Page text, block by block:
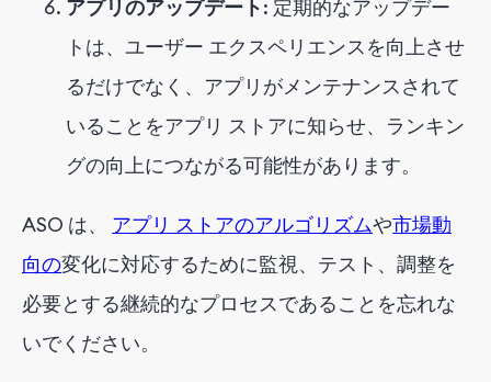
アプリのアップデート: 定期的なアップデー
トは、ユーザー エクスペリエンスを向上させ
るだけでなく、アプリがメンテナンスされて
いることをアプリ ストアに知らせ、ランキン
グの向上につながる可能性があります。
ASO は、 アプリ ストアのアルゴリズムや市場動
向の変化に対応するために監視、テスト、調整を
必要とする継続的なプロセスであることを忘れな
いでください。